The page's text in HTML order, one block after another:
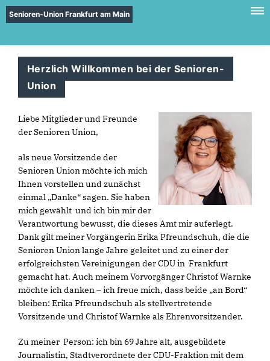
Senioren-Union Frankfurt am Main
Herzlich Willkommen bei der Senioren-
Union
Liebe Mitglieder und Freunde
der Senioren Union,
als neue Vorsitzende der
Senioren Union möchte ich mich
Ihnen vorstellen und zunächst
einmal „Danke“ sagen. Sie haben
mich gewählt und ich bin mir der
Verantwortung bewusst, die dieses Amt mir auferlegt.
Dank gilt meiner Vorgängerin Erika Pfreundschuh, die die
Senioren Union lange Jahre geleitet und zu einer der
erfolgreichsten Vereinigungen der CDU in Frankfurt
gemacht hat. Auch meinem Vorvorgänger Christof Warnke
möchte ich danken – ich freue mich, dass beide „an Bord“
bleiben: Erika Pfreundschuh als stellvertretende
Vorsitzende und Christof Warnke als Ehrenvorsitzender.
Zu meiner Person: ich bin 69 Jahre alt, ausgebildete
Journalistin, Stadtverordnete der CDU-Fraktion mit dem